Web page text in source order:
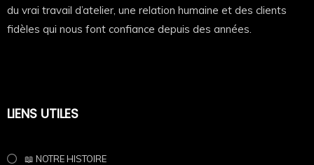
utilisation, totale ou partielle, sur quelque support que ce soit,
retrait (DMCA), d’un signalement auprès des hébergeurs, moteurs
du vrai travail d’atelier, une relation humaine et des clients
fidèles qui nous font confiance depuis des années.
LIENS UTILES
📖 NOTRE HISTOIRE